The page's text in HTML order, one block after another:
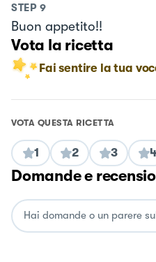
STEP 9
Buon appetito!!
Vota la ricetta
Fai sentire la tua
VOTA QUESTA RICETTA
1 2 3 4
Domande e